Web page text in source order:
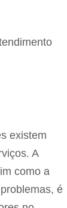
existem
A
como a
é